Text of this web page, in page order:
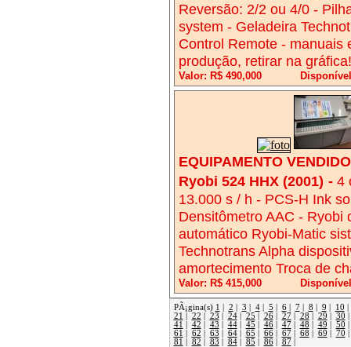
Reversão: 2/2 ou 4/0 -
system - Geladeira
Control Remote - manuais
produção, retirar na
Valor: R$ 490,000
EQUIPAMENTO
Ryobi 524 HHX (2001) - 4
13.000 s / h - PCS-H Ink
Densitômetro AAC - Ryobi
automático Ryobi-Matic
Technotrans Alpha
amortecimento Troca de
Valor: R$ 415,000
PÃ¡gina(s) 1 2 3 4| 5 6| 7| 8 9 10
21
22 23 24| 25 26| 27| 28 29 30
41
42 43 44| 45 46| 47| 48 49 50
61
62 63 64| 65 66| 67| 68 69 70
81
82 83 84| 85 86| 87|